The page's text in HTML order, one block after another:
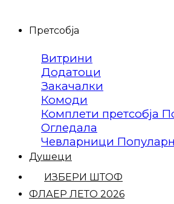
Претсобја
Витрини
Додатоци
Закачалки
Комоди
Комплети претсобја
Огледала
Чевларници
Душеци
ИЗБЕРИ ШТОФ
ФЛАЕР ЛЕТО 2026